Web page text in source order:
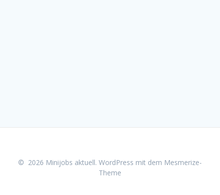
© 2026 Minijobs aktuell. WordPress mit dem Mesmerize-
Theme